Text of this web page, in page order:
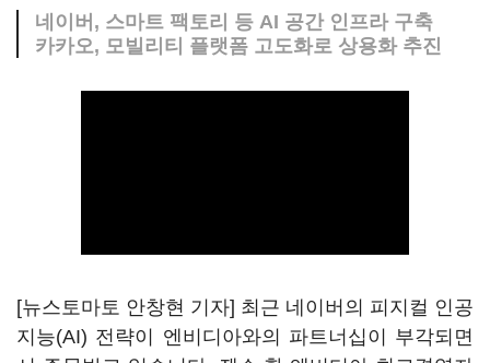
네이버, 스마트 팩토리 등 AI 공간 인프라 구축
카카오, 모빌리티 플랫폼 고도화로 상용화 추진
[뉴스토마토 안창현 기자] 최근 네이버의 피지컬 인공
지능(AI) 전략이 엔비디아와의 파트너십이 부각되면